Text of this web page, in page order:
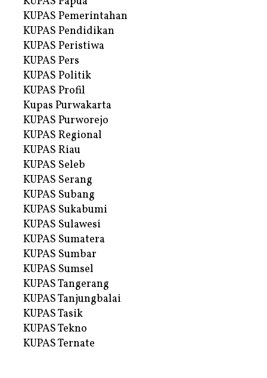
KUPAS Pemerintahan
KUPAS Pendidikan
KUPAS Peristiwa
KUPAS Pers
KUPAS Politik
KUPAS Profil
Kupas Purwakarta
KUPAS Purworejo
KUPAS Regional
KUPAS Riau
KUPAS Seleb
KUPAS Serang
KUPAS Subang
KUPAS Sukabumi
KUPAS Sulawesi
KUPAS Sumatera
KUPAS Sumbar
KUPAS Sumsel
KUPAS Tangerang
KUPAS Tanjungbalai
KUPAS Tasik
KUPAS Tekno
KUPAS Ternate